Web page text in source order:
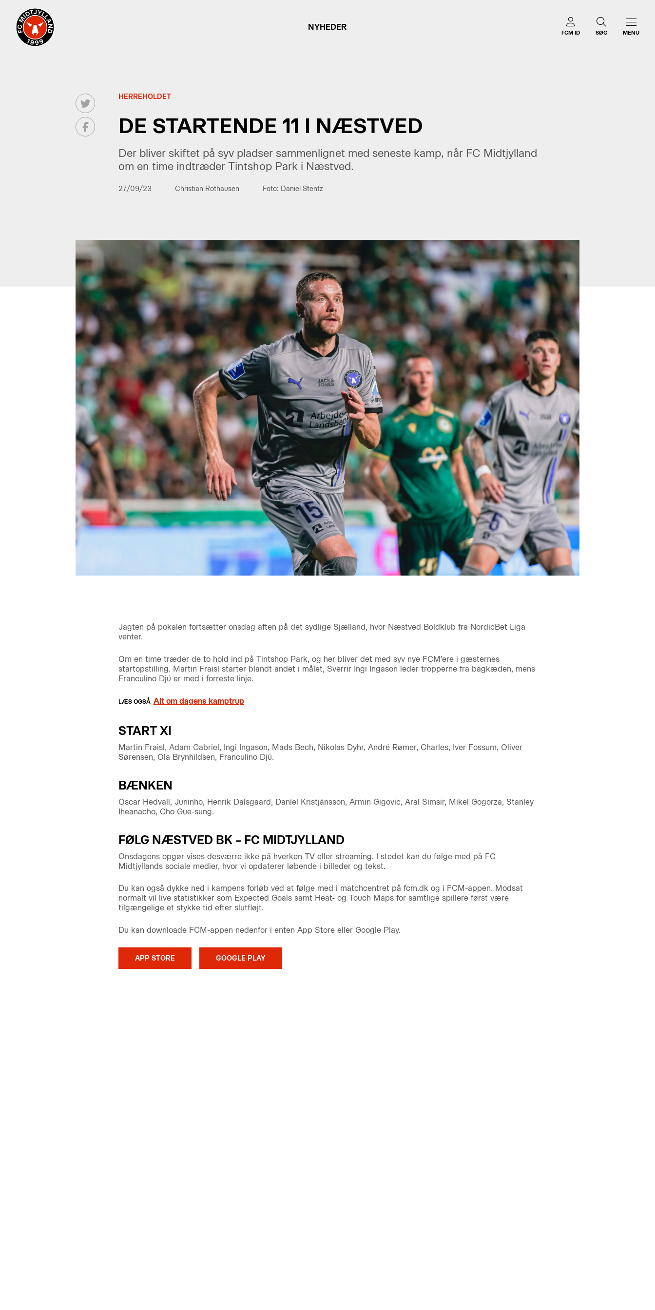
NYHEDER
FCM ID SØG MENU
HERREHOLDET
DE STARTENDE 11 I NÆSTVED
Der bliver skiftet på syv pladser sammenlignet med seneste kamp, når FC Midtjylland
om en time indtræder Tintshop Park i Næstved.
27/09/23 Christian Rothausen Foto: Daniel Stentz
Jagten på pokalen fortsætter onsdag aften på det sydlige Sjælland, hvor Næstved Boldklub fra NordicBet Liga
venter.
Om en time træder de to hold ind på Tintshop Park, og her bliver det med syv nye FCM’ere i gæsternes
startopstilling. Martin Fraisl starter blandt andet i målet, Sverrir Ingi Ingason leder tropperne fra bagkæden, mens
Franculino Djú er med i forreste linje.
Alt om dagens kamptrup
START XI
Martin Fraisl, Adam Gabriel, Ingi Ingason, Mads Bech, Nikolas Dyhr, André Rømer, Charles, Iver Fossum, Oliver
Sørensen, Ola Brynhildsen, Franculino Djú.
BÆNKEN
Oscar Hedvall, Juninho, Henrik Dalsgaard, Daníel Kristjánsson, Armin Gigovic, Aral Simsir, Mikel Gogorza, Stanley
Iheanacho, Cho Gue-sung.
FØLG NÆSTVED BK – FC MIDTJYLLAND
Onsdagens opgør vises desværre ikke på hverken TV eller streaming. I stedet kan du følge med på FC
Midtjyllands sociale medier, hvor vi opdaterer løbende i billeder og tekst.
Du kan også dykke ned i kampens forløb ved at følge med i matchcentret på fcm.dk og i FCM-appen. Modsat
normalt vil live statistikker som Expected Goals samt Heat- og Touch Maps for samtlige spillere først være
tilgængelige et stykke tid efter slutfløjt.
Du kan downloade FCM-appen nedenfor i enten App Store eller Google Play.
APP STORE GOOGLE PLAY